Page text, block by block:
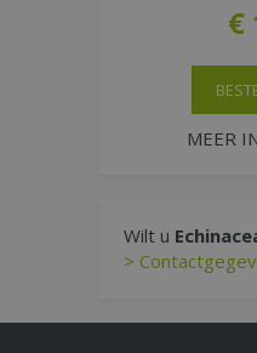
€
MEER
Wilt u
>